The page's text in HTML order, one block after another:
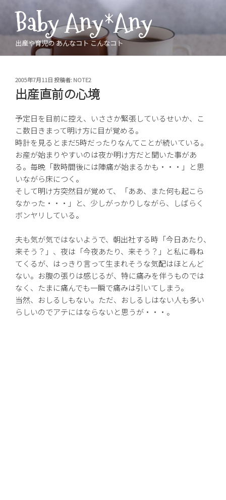
ツ
Baby Any*Any
出産や育児の あんなコト こんなコト
投
稿
日:
2005年7月11日投稿者:NOTE2
出産直前の心境
予定日を目前に控え、いささか緊張しているせいか、こ
こ数日きまって明け方に目が覚める。
時計を見るとまだ5時だったりなんてことが続いている。
お産が始まりやすいのは夜か明け方だと聞いた事があ
る。毎晩「数時間後には陣痛が始まるかも・・・」と思
いながら床につく。
そして明け方突然目が覚めて、「ああ、また何も起こら
なかった・・・」と、少しがっかりしながら、しばらく
ボンヤリしている。
夫も気が気ではないようで、朝出社する時「今日あたり、
来そう？」、夜は「今夜あたり、来そう？」と私に尋ね
てくるが、はっきり言って生まれそうな気配はほとんど
ない。お腹の張りは感じるが、特に痛みを伴うものでは
なく、たまに痛んでも一瞬で痛みは引いてしまう。
当然、おしるしもない。ただ、おしるしはない人も多い
らしいのでアテにはならないと思うが・・・。